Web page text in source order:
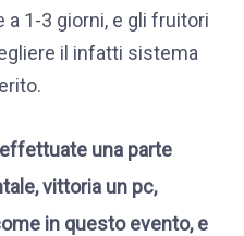
1-3 giorni, e gli fruitori
il infatti sistema
una parte
vittoria un pc,
in questo evento, e